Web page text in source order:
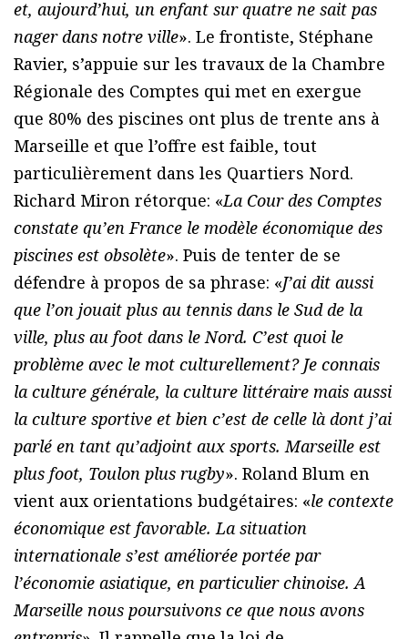
et, aujourd’hui, un enfant sur quatre ne sait pas
nager dans notre ville». Le frontiste, Stéphane
Ravier, s’appuie sur les travaux de la Chambre
Régionale des Comptes qui met en exergue
que 80% des piscines ont plus de trente ans à
Marseille et que l’offre est faible, tout
particulièrement dans les Quartiers Nord.
Richard Miron rétorque: «La Cour des Comptes
constate qu’en France le modèle économique des
piscines est obsolète». Puis de tenter de se
défendre à propos de sa phrase: «J’ai dit aussi
que l’on jouait plus au tennis dans le Sud de la
ville, plus au foot dans le Nord. C’est quoi le
problème avec le mot culturellement? Je connais
la culture générale, la culture littéraire mais aussi
la culture sportive et bien c’est de celle là dont j’ai
parlé en tant qu’adjoint aux sports. Marseille est
plus foot, Toulon plus rugby». Roland Blum en
vient aux orientations budgétaires: «le contexte
économique est favorable. La situation
internationale s’est améliorée portée par
l’économie asiatique, en particulier chinoise. A
Marseille nous poursuivons ce que nous avons